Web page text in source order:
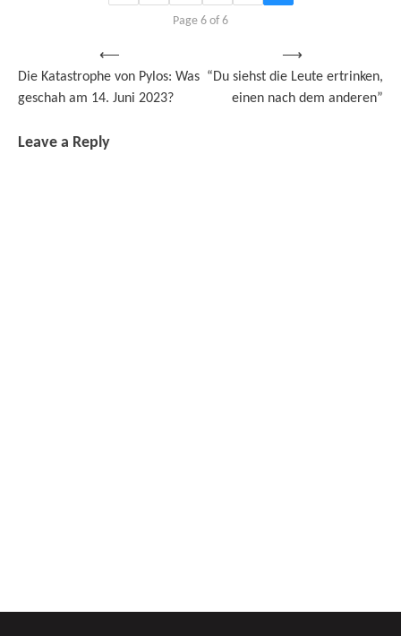
Page 6 of 6
navigation
⟵
Die Katastrophe von Pylos: Was
geschah am 14. Juni 2023?
“Du siehst die Leute ertrinken,
einen nach dem anderen”
⟶
Leave a Reply